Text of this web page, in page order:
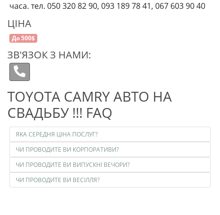
часа. тел. 050 320 82 90, 093 189 78 41, 067 603 90 40
ЦІНА
До 500$
ЗВ'ЯЗОК З НАМИ:
TOYOTA CAMRY АВТО НА
СВАДЬБУ !!! FAQ
ЯКА СЕРЕДНЯ ЦІНА ПОСЛУГ?
ЧИ ПРОВОДИТЕ ВИ КОРПОРАТИВИ?
ЧИ ПРОВОДИТЕ ВИ ВИПУСКНІ ВЕЧОРИ?
ЧИ ПРОВОДИТЕ ВИ ВЕСІЛЛЯ?